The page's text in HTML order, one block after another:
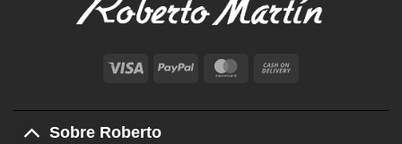
Visa PayPal MasterCard
Delivery
Sobre Roberto